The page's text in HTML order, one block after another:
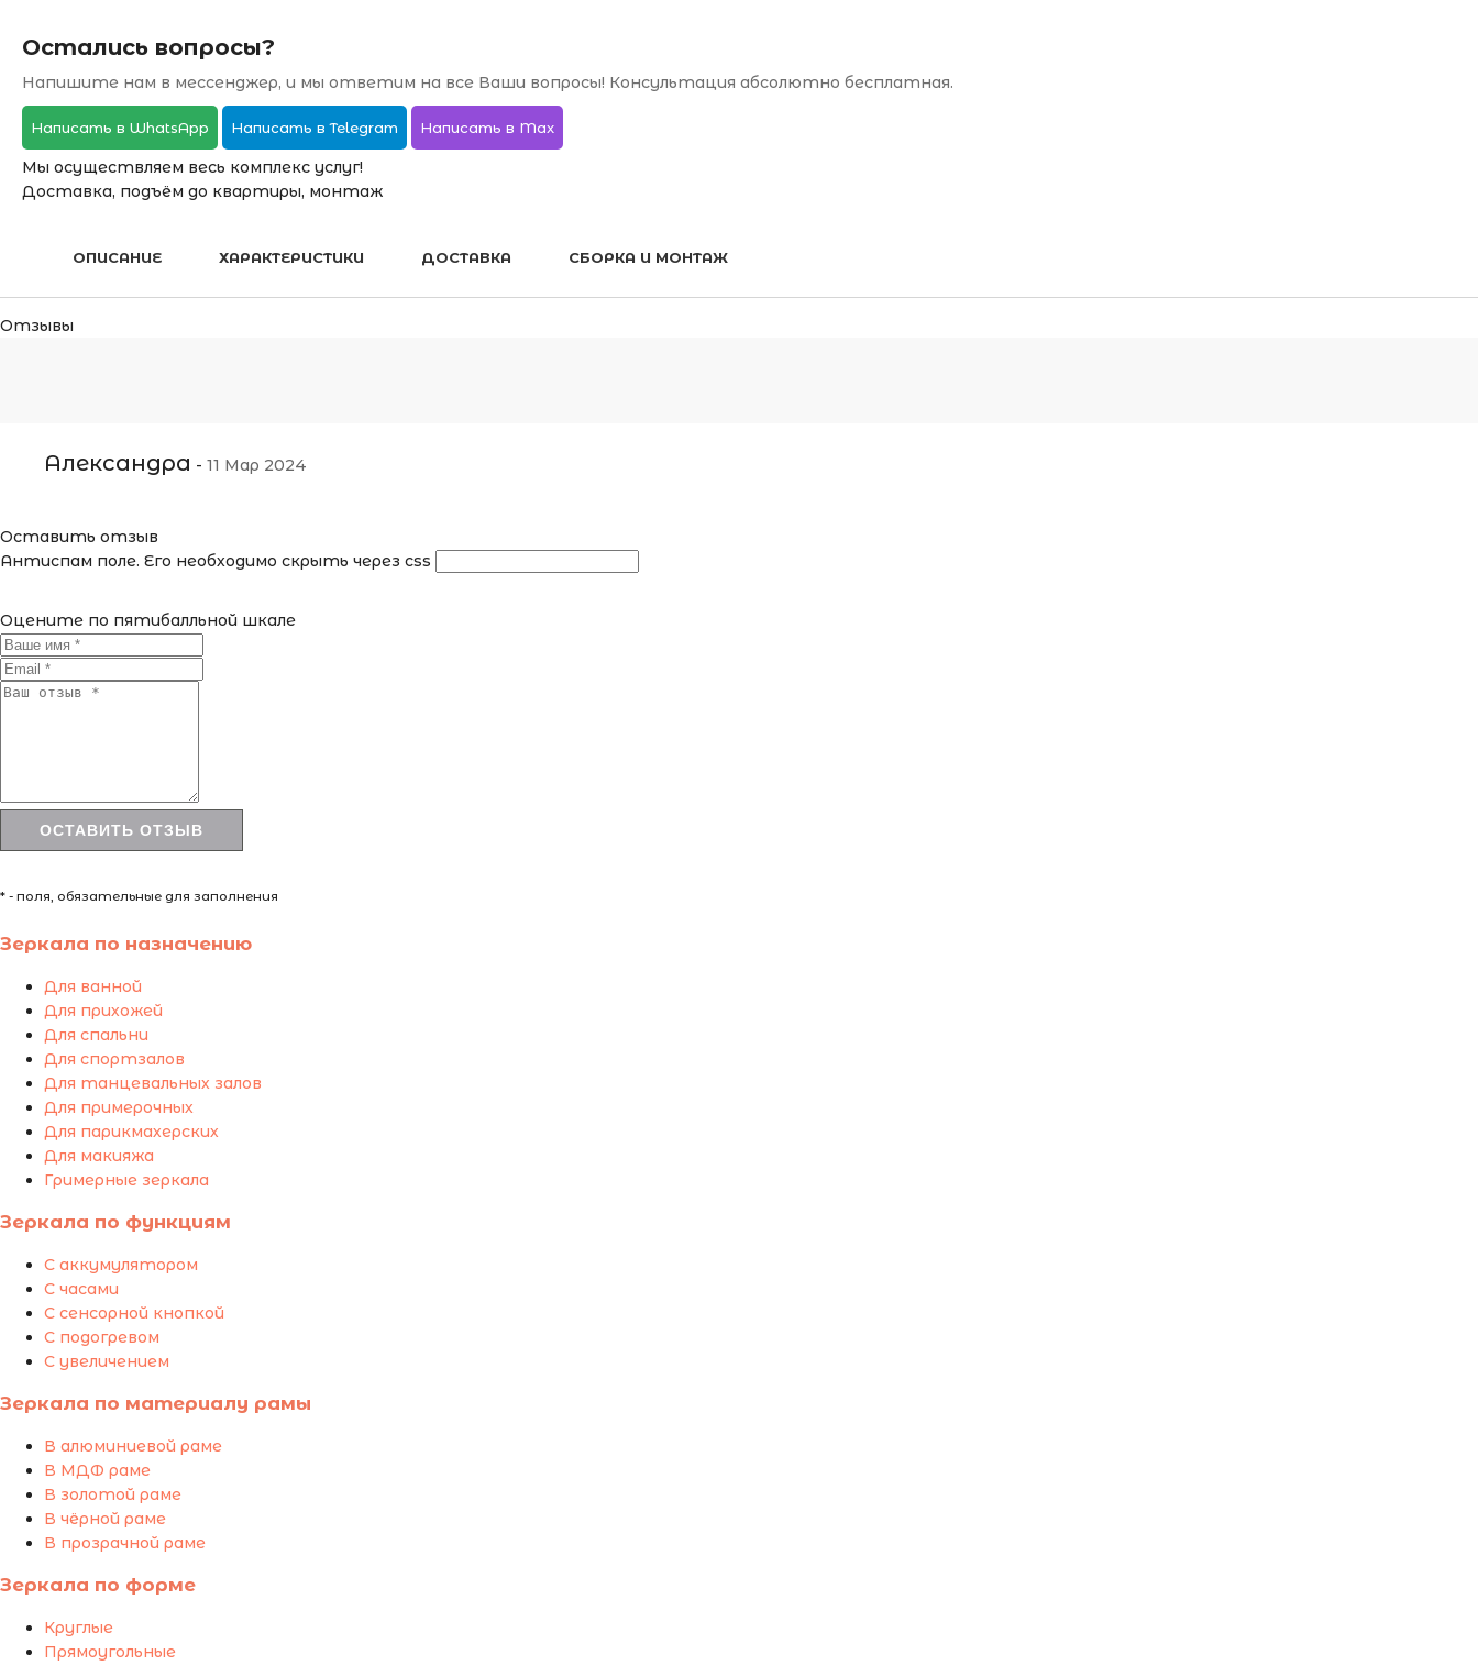
Остались вопросы?
Напишите нам в мессенджер, и мы ответим на все Ваши вопросы! Консультация абсолютно бесплатная.
Написать в WhatsApp Написать в Telegram Написать в Max
Мы осуществляем весь комплекс услуг!
Доставка, подъём до квартиры, монтаж
ОПИСАНИЕ ХАРАКТЕРИСТИКИ ДОСТАВКА СБОРКА И МОНТАЖ
Отзывы
Александра - 11 Мар 2024
Оставить отзыв
Антиспам поле. Его необходимо скрыть через css
Оцените по пятибалльной шкале
* - поля, обязательные для заполнения
Зеркала по назначению
Для ванной
Для прихожей
Для спальни
Для спортзалов
Для танцевальных залов
Для примерочных
Для парикмахерских
Для макияжа
Гримерные зеркала
Зеркала по функциям
С аккумулятором
С часами
С сенсорной кнопкой
С подогревом
С увеличением
Зеркала по материалу рамы
В алюминиевой раме
В МДФ раме
В золотой раме
В чёрной раме
В прозрачной раме
Зеркала по форме
Круглые
Прямоугольные